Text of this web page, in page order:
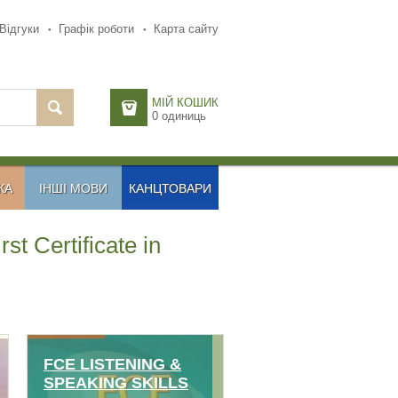
Відгуки Графік роботи
Карта сайту
МІЙ КОШИК
0 одиниць
ІНШІ МОВИ КАНЦТОВАРИ
Certificate in
FCE LISTENING &
SPEAKING SKILLS